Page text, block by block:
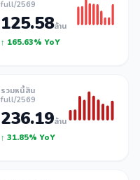
full/2569
125.58ล้าน
↑ 165.63% YoY
รวมหนี้สิน
full/2569
236.19ล้าน
↑ 31.85% YoY